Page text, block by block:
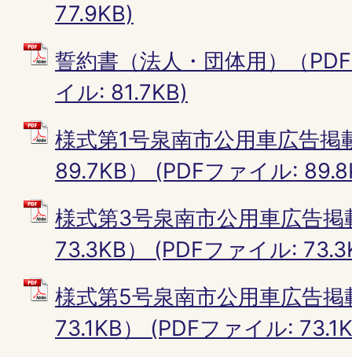
77.9KB)
誓約書（法人・団体用）（
イル: 81.7KB)
様式第1号泉南市公用車広告掲
89.7KB） (PDFファイル:
様式第3号泉南市公用車広告
73.3KB） (PDFファイル:
様式第5号泉南市公用車広告
73.1KB） (PDFファイル: